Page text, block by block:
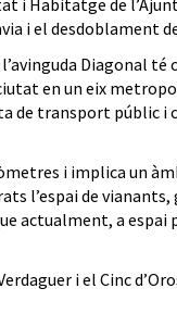
i el desdoblament
Diagonal
en un eix
de transport públic i
i implica un
l’espai de
actualment, a
i el Cinc